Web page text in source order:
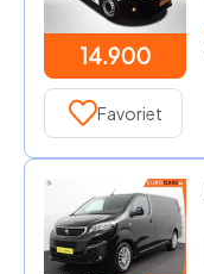
14.900
Favoriet